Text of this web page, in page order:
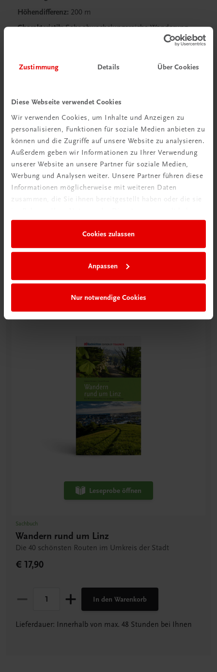
Zustimmung Details Über Cookies
Diese Webseite verwendet Cookies
Wir verwenden Cookies, um Inhalte und Anzeigen zu
personalisieren, Funktionen für soziale Medien anbieten zu
können und die Zugriffe auf unsere Website zu analysieren.
Außerdem geben wir Informationen zu Ihrer Verwendung
unserer Website an unsere Partner für soziale Medien,
Werbung und Analysen weiter. Unsere Partner führen diese
Informationen möglicherweise mit weiteren Daten
zusammen, die Sie ihnen bereitgestellt haben oder die sie
Cookies zulassen
Anpassen
Nur notwendige Cookies
Höhendifferenz: 200 m
Charakteristik:Sehr abwechslungsreiche Wanderung
auf breiten, teilweise asphaltierten Wegen zu
Ausblicke über die Stadt. Durchgehend mit den Tafeln
Viele sehenswerte Wanderungen finden
Sie in unserem Wanderführer:
Leseprobe öffnen
Sachbuch
Wandern rund um Linz
Die 40 schönsten Routen im Umkreis der Stadt
€ 17,90
In den Warenkorb
Lieferdauer: Innerhalb von max. 48 Stunden bei Ihnen